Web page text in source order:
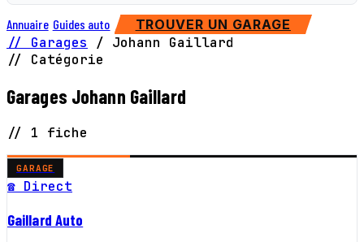
Annuaire Guides auto TROUVER UN GARAGE
// Garages / Johann Gaillard
// Catégorie
Garages Johann Gaillard
// 1 fiche
GARAGE
☎ Direct
Gaillard Auto